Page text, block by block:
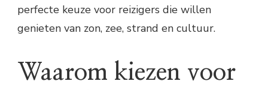
perfecte keuze voor reizigers die willen
genieten van zon, zee, strand en cultuur.
Waarom kiezen voor